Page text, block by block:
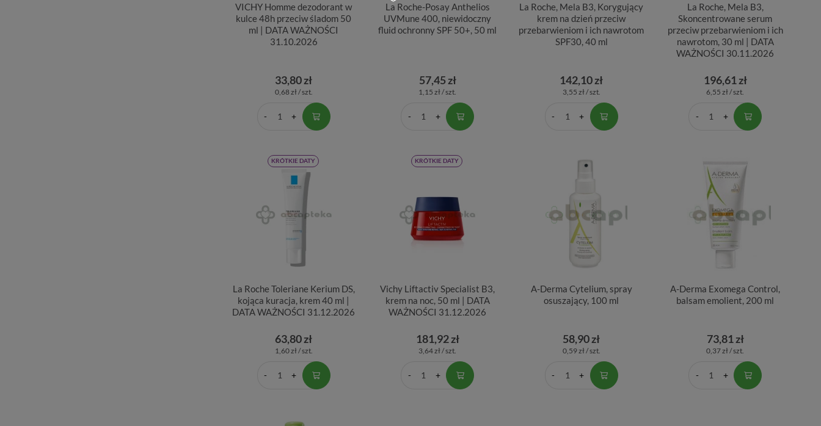
VICHY Homme dezodorant w
kulce 48h przeciw śladom 50
ml | DATA WAŻNOŚCI
31.10.2026
33,80 zł
0,68 zł / szt.
La Roche-Posay Anthelios
UVMune 400, niewidoczny
fluid ochronny SPF 50+, 50 ml
57,45 zł
1,15 zł / szt.
La Roche, Mela B3, Korygujący
krem na dzień przeciw
przebarwieniom i ich nawrotom
SPF30, 40 ml
142,10 zł
3,55 zł / szt.
La Roche, Mela B3,
Skoncentrowane serum
przeciw przebarwieniom i ich
nawrotom, 30 ml | DATA
WAŻNOŚCI 30.11.2026
196,61 zł
6,55 zł / szt.
KRÓTKIE DATY
La Roche Toleriane Kerium DS,
kojąca kuracja, krem 40 ml |
DATA WAŻNOŚCI 31.12.2026
63,80 zł
1,60 zł / szt.
KRÓTKIE DATY
Vichy Liftactiv Specialist B3,
krem na noc, 50 ml | DATA
WAŻNOŚCI 31.12.2026
181,92 zł
3,64 zł / szt.
A-Derma Cytelium, spray
osuszający, 100 ml
58,90 zł
0,59 zł / szt.
A-Derma Exomega Control,
balsam emolient, 200 ml
73,81 zł
0,37 zł / szt.